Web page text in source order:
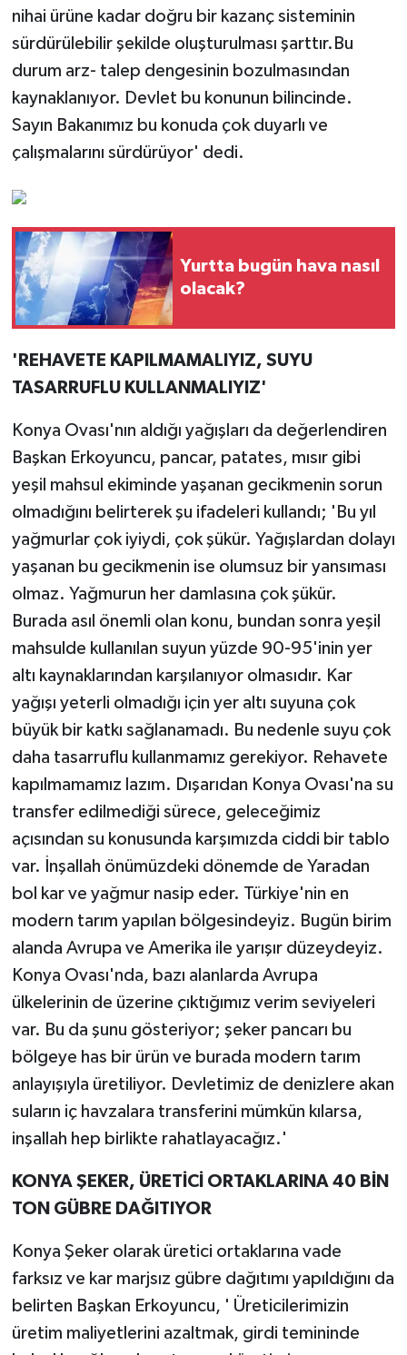
nihai ürüne kadar doğru bir kazanç sisteminin
sürdürülebilir şekilde oluşturulması şarttır.Bu
durum arz- talep dengesinin bozulmasından
kaynaklanıyor. Devlet bu konunun bilincinde.
Sayın Bakanımız bu konuda çok duyarlı ve
çalışmalarını sürdürüyor' dedi.
Yurtta bugün hava nasıl
olacak?
'REHAVETE KAPILMAMALIYIZ, SUYU
TASARRUFLU KULLANMALIYIZ'
Konya Ovası'nın aldığı yağışları da değerlendiren
Başkan Erkoyuncu, pancar, patates, mısır gibi
yeşil mahsul ekiminde yaşanan gecikmenin sorun
olmadığını belirterek şu ifadeleri kullandı; 'Bu yıl
yağmurlar çok iyiydi, çok şükür. Yağışlardan dolayı
yaşanan bu gecikmenin ise olumsuz bir yansıması
olmaz. Yağmurun her damlasına çok şükür.
Burada asıl önemli olan konu, bundan sonra yeşil
mahsulde kullanılan suyun yüzde 90-95'inin yer
altı kaynaklarından karşılanıyor olmasıdır. Kar
yağışı yeterli olmadığı için yer altı suyuna çok
büyük bir katkı sağlanamadı. Bu nedenle suyu çok
daha tasarruflu kullanmamız gerekiyor. Rehavete
kapılmamamız lazım. Dışarıdan Konya Ovası'na su
transfer edilmediği sürece, geleceğimiz
açısından su konusunda karşımızda ciddi bir tablo
var. İnşallah önümüzdeki dönemde de Yaradan
bol kar ve yağmur nasip eder. Türkiye'nin en
modern tarım yapılan bölgesindeyiz. Bugün birim
alanda Avrupa ve Amerika ile yarışır düzeydeyiz.
Konya Ovası'nda, bazı alanlarda Avrupa
ülkelerinin de üzerine çıktığımız verim seviyeleri
var. Bu da şunu gösteriyor; şeker pancarı bu
bölgeye has bir ürün ve burada modern tarım
anlayışıyla üretiliyor. Devletimiz de denizlere akan
suların iç havzalara transferini mümkün kılarsa,
inşallah hep birlikte rahatlayacağız.'
KONYA ŞEKER, ÜRETİCİ ORTAKLARINA 40 BİN
TON GÜBRE DAĞITIYOR
Konya Şeker olarak üretici ortaklarına vade
farksız ve kar marjsız gübre dağıtımı yapıldığını da
belirten Başkan Erkoyuncu, ' Üreticilerimizin
üretim maliyetlerini azaltmak, girdi temininde